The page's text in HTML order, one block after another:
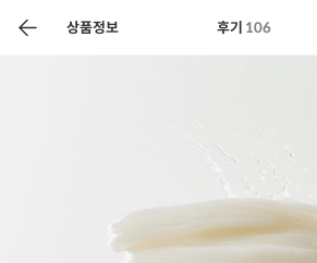
상품정보 후기 106
찬들마루 주문/배송 고객센터